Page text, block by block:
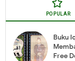
POPULAR
Buku
Free